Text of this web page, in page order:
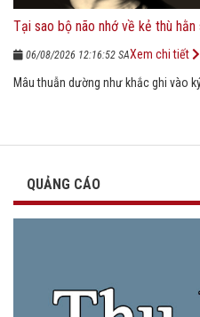
Tại sao bộ não nhớ về kẻ thù hằn
06/08/2026 12:16:52 SA
Mâu thuẫn dường như khắc ghi vào
Xem chi tiết
QUẢNG CÁO